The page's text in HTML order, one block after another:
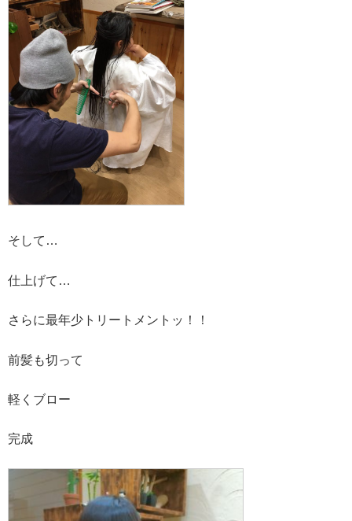
そして…
仕上げて…
さらに最年少トリートメントッ！！
前髪も切って
軽くブロー
完成